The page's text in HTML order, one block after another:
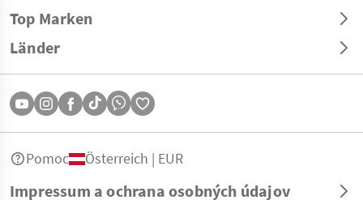
Top Marken
Länder
Impressum a ochrana osobných údajov
Pomoc Österreich | EUR